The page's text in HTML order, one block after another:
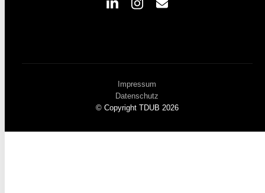
© Copyright TDUB 2026
Impressum
Datenschutz